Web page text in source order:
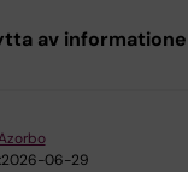
av
2026-06-29